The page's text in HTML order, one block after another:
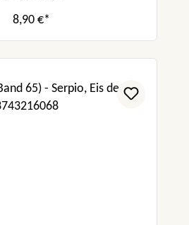
8,90 €*